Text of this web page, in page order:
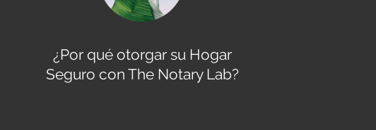
¿Por qué otorgar su Hogar
Seguro con The Notary Lab?